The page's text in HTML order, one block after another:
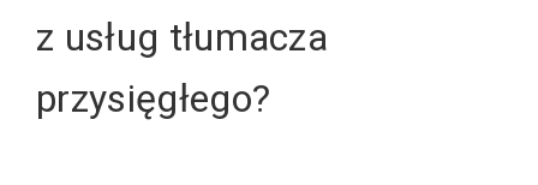
z usług tłumacza
przysięgłego?